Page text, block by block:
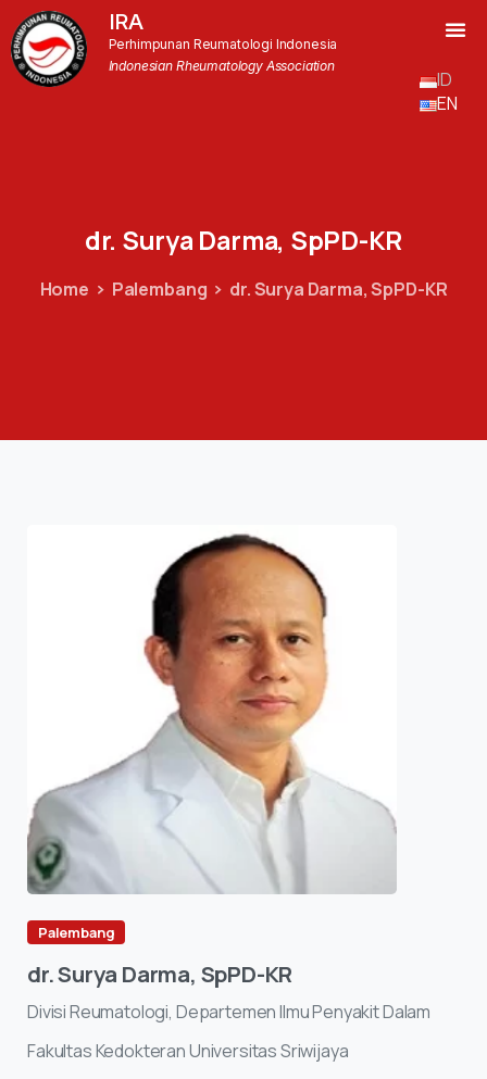
IRA
Perhimpunan Reumatologi Indonesia
Indonesian Rheumatology Association
ID
EN
dr. Surya Darma, SpPD-KR
Home Palembang dr. Surya Darma, SpPD-KR
Palembang
dr.Surya Darma, SpPD-KR
DivisiReumatologi, DepartemenIlmuPenyakitDalam
FakultasKedokteranUniversitasSriwijaya